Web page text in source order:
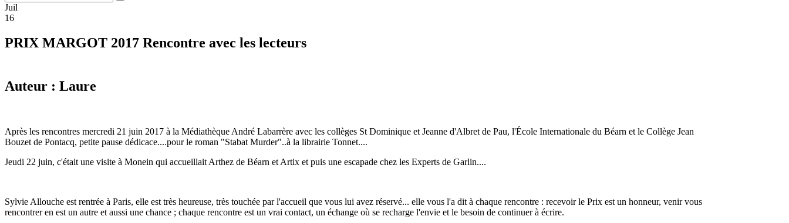
Juil
16
PRIX MARGOT 2017 Rencontre avec les lecteurs
Auteur : Laure
Après les rencontres mercredi 21 juin 2017 à la Médiathèque André Labarrère avec les collèges St Dominique et Jeanne d'Albret de Pau, l'École Internationale du Béarn et le Collège Jean
Bouzet de Pontacq, petite pause dédicace....pour le roman "Stabat Murder"..à la librairie Tonnet....
Jeudi 22 juin, c'était une visite à Monein qui accueillait Arthez de Béarn et Artix et puis une escapade chez les Experts de Garlin....
Sylvie Allouche est rentrée à Paris, elle est très heureuse, très touchée par l'accueil que vous lui avez réservé... elle vous l'a dit à chaque rencontre : recevoir le Prix est un honneur, venir vous
rencontrer en est un autre et aussi une chance ; chaque rencontre est un vrai contact, un échange où se recharge l'envie et le besoin de continuer à écrire.